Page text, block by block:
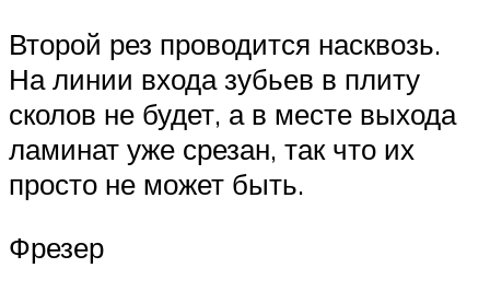
Второй рез проводится насквозь.
На линии входа зубьев в плиту
сколов не будет, а в месте выхода
ламинат уже срезан, так что их
просто не может быть.
Фрезер